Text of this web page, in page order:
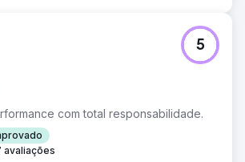
com total responsabilidade.
avaliações
5